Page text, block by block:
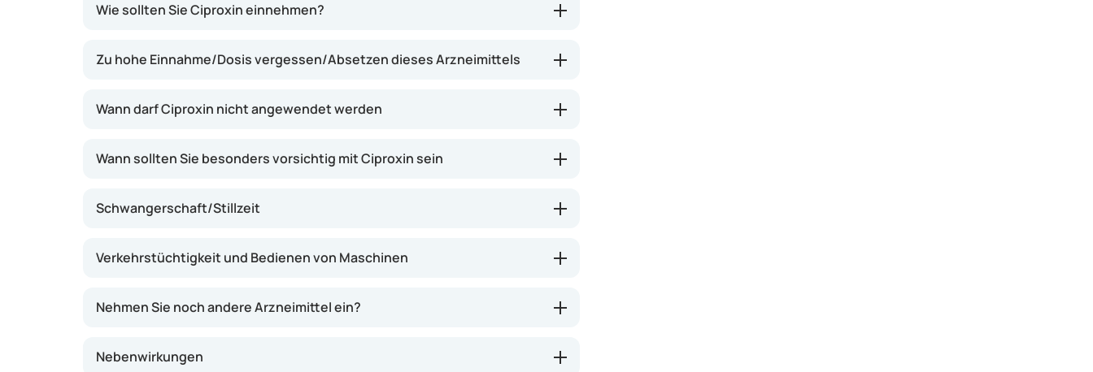
Bakterien hemmt und diese abtötet. Dadurch können Beschwerden einer
Präparat kann dazu beitragen, die Infektion schneller zu heilen und das Risiko
wirksam; es wird nur dann verordnet, wenn eine Wirksamkeit gegen die
jeweilige Infektion zu erwarten ist.
Wie sollten Sie Ciproxin einnehmen?
Zu hohe Einnahme/Dosis vergessen/Absetzen dieses Arzneimittels
Wann darf Ciproxin nicht angewendet werden
Wann sollten Sie besonders vorsichtig mit Ciproxin sein
Schwangerschaft/Stillzeit
Verkehrstüchtigkeit und Bedienen von Maschinen
Nehmen Sie noch andere Arzneimittel ein?
Nebenwirkungen